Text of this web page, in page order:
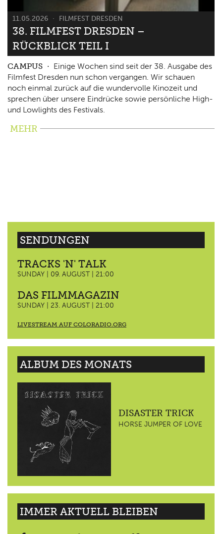
11.05.2026 FILMFEST DRESDEN
38. FILMFEST DRESDEN –
RÜCKBLICK TEIL I
CAMPUS
Einige Wochen sind seit der 38. Ausgabe des
Filmfest Dresden nun schon vergangen. Wir schauen
noch einmal zurück auf die wundervolle Kinozeit und
sprechen über unsere Eindrücke sowie persönliche High-
und Lowlights des Festivals.
MEHR
SENDUNGEN
TRACKS 'N' TALK
SUNDAY | 09. AUGUST | 21:00
DAS FILMMAGAZIN
SUNDAY | 23. AUGUST | 21:00
LIVESTREAM AUF COLORADIO.ORG
ALBUM DES MONATS
DISASTER TRICK
HORSE JUMPER OF LOVE
IMMER AKTUELL BLEIBEN